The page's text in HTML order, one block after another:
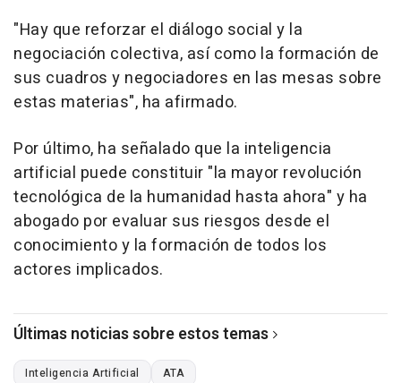
"Hay que reforzar el diálogo social y la
negociación colectiva, así como la formación de
sus cuadros y negociadores en las mesas sobre
estas materias", ha afirmado.
Por último, ha señalado que la inteligencia
artificial puede constituir "la mayor revolución
tecnológica de la humanidad hasta ahora" y ha
abogado por evaluar sus riesgos desde el
conocimiento y la formación de todos los
actores implicados.
Últimas noticias sobre estos temas
Inteligencia Artificial ATA